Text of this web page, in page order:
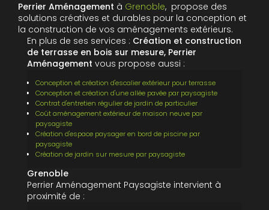
Perrier Aménagement à Grenoble, propose des
solutions créatives et durables pour la conception et
la construction de vos aménagements extérieurs.
En plus de ses services : Création et construction
de terrasse en bois sur mesure, Perrier
Aménagement vous propose aussi :
Conception et création d'escalier extérieur pour terrasse
Conception et création d'une allée pavée par paysagiste
Contrat d'entretien régulier de jardin de particulier
Coût aménagement extérieur de maison neuve par
paysagiste
Création d'espace paysager en bord de piscine par
paysagiste
Création de jardin sur mesure par paysagiste
Grenoble
Perrier Aménagement Paysagiste intervient à
proximité de :